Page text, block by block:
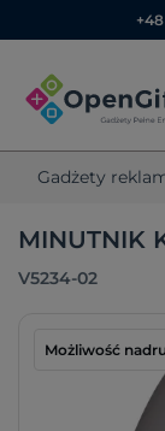
Gadżety
MINUTNIK
V5234-02
Możliwość